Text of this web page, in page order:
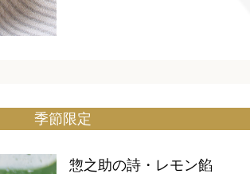
季節限定
惣之助の詩・レモン餡